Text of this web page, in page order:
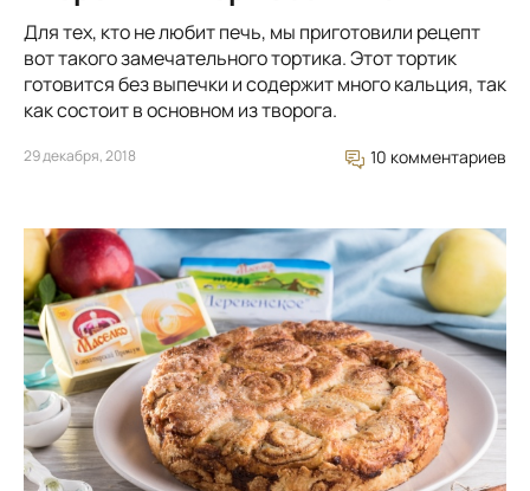
Для тех, кто не любит печь, мы приготовили рецепт
вот такого замечательного тортика. Этот тортик
готовится без выпечки и содержит много кальция, так
как состоит в основном из творога.
29 декабря, 2018 10 комментариев